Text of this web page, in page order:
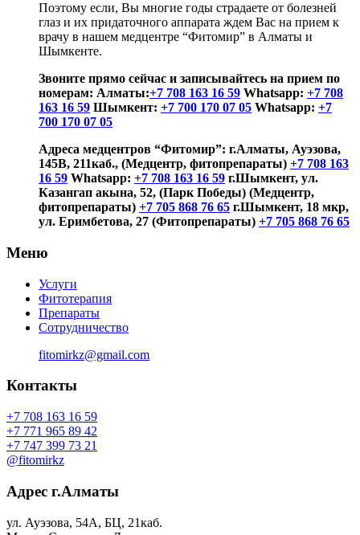
Поэтому если, Вы многие годы страдаете от болезней
глаз и их придаточного аппарата ждем Вас на прием к
врачу в нашем медцентре “Фитомир” в Алматы и
Шымкенте.
Звоните прямо сейчас и записывайтесь на прием по
номерам: Алматы:+7 708 163 16 59 Whatsapp: +7 708
163 16 59 Шымкент: +7 700 170 07 05 Whatsapp: +7
700 170 07 05
Адреса медцентров “Фитомир”: г.Алматы, Ауэзова,
145В, 211каб., (Медцентр, фитопрепараты) +7 708 163
16 59 Whatsapp: +7 708 163 16 59 г.Шымкент, ул.
Казангап акына, 52, (Парк Победы) (Медцентр,
фитопрепараты) +7 705 868 76 65 г.Шымкент, 18 мкр,
ул. Еримбетова, 27 (Фитопрепараты) +7 705 868 76 65
Меню
Услуги
Фитотерапия
Препараты
Сотрудничество
fitomirkz@gmail.com
Контакты
+7 708 163 16 59
+7 771 965 89 42
+7 747 399 73 21
@fitomirkz
Адрес г.Алматы
ул. Ауэзова, 54A, БЦ, 21каб.